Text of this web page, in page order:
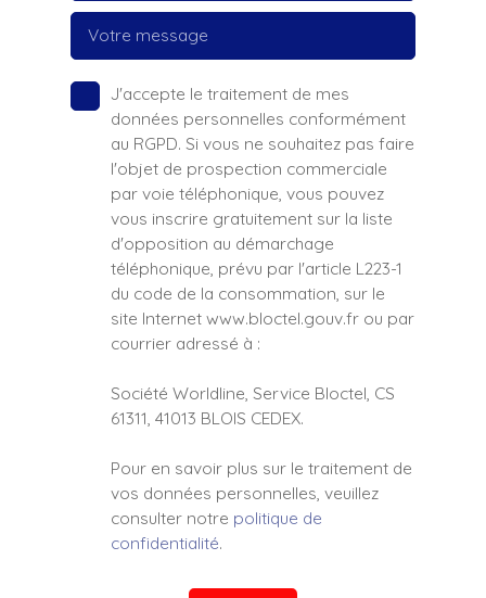
Votre message
J'accepte le traitement de mes
données personnelles conformément
au RGPD. Si vous ne souhaitez pas faire
l'objet de prospection commerciale
par voie téléphonique, vous pouvez
vous inscrire gratuitement sur la liste
d'opposition au démarchage
téléphonique, prévu par l'article L223-1
du code de la consommation, sur le
site Internet www.bloctel.gouv.fr ou par
courrier adressé à :
Société Worldline, Service Bloctel, CS
61311, 41013 BLOIS CEDEX.
Pour en savoir plus sur le traitement de
vos données personnelles, veuillez
consulter notre politique de
confidentialité.